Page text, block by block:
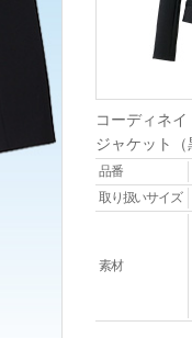
コーディネ
ジャケット（
品番
取り扱いサイズ
素材